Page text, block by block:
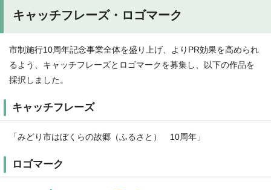
キャッチフレーズ・ロゴマーク
市制施行10周年記念事業全体を盛り上げ、よりPR効果を高められ
るよう、キャッチフレーズとロゴマークを募集し、以下の作品を
採択しました。
キャッチフレーズ
「みどり市はぼくらの故郷（ふるさと） 10周年」
ロゴマーク